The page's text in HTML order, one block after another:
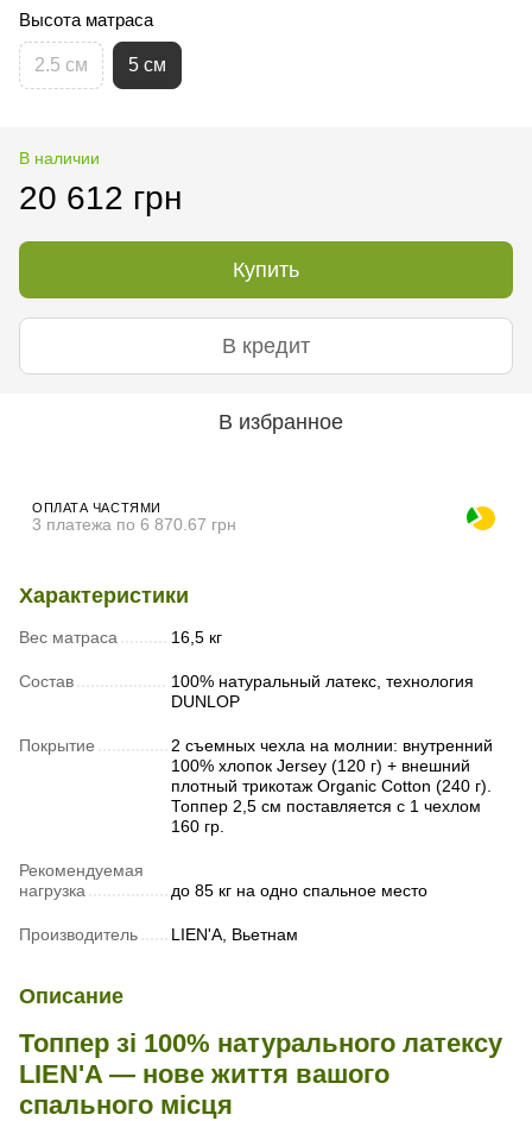
Высота матраса
2.5 см 5 см
В наличии
20 612 грн
Купить
В кредит
В избранное
ОПЛАТА ЧАСТЯМИ
3 платежа по 6 870.67 грн
Характеристики
Вес матраса 16,5 кг
Состав
100% натуральный латекс, технология
DUNLOP
Покрытие
2 съемных чехла на молнии: внутренний
100% хлопок Jersey (120 г) + внешний
плотный трикотаж Organic Cotton (240 г).
Топпер 2,5 см поставляется с 1 чехлом
160 гр.
Рекомендуемая
нагрузка
до 85 кг на одно спальное место
Производитель LIEN'A, Вьетнам
Описание
Топпер зі 100% натурального латексу
LIEN'A — нове життя вашого
спального місця